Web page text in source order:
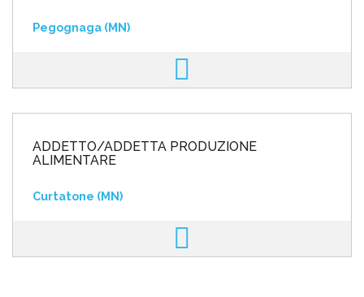
Pegognaga (MN)
ADDETTO/ADDETTA PRODUZIONE
ALIMENTARE
Curtatone (MN)